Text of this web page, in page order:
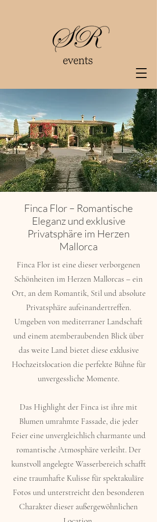
Finca Flor – Romantische
Eleganz und exklusive
Privatsphäre im Herzen
Mallorca
Finca Flor ist eine dieser verborgenen
Schönheiten im Herzen Mallorcas – ein
Ort, an dem Romantik, Stil und absolute
Privatsphäre aufeinandertreffen.
Umgeben von mediterraner Landschaft
und einem atemberaubenden Blick über
das weite Land bietet diese exklusive
Hochzeitslocation die perfekte Bühne für
unvergessliche Momente.
Das Highlight der Finca ist ihre mit
Blumen umrahmte Fassade, die jeder
Feier eine unvergleichlich charmante und
romantische Atmosphäre verleiht. Der
kunstvoll angelegte Wasserbereich schafft
eine traumhafte Kulisse für spektakuläre
Fotos und unterstreicht den besonderen
Charakter dieser außergewöhnlichen